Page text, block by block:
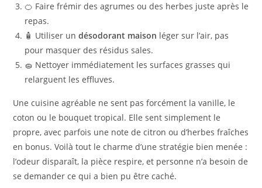
🍊 Faire frémir des agrumes ou des herbes juste après le
repas.
🧴 Utiliser undésodorant maison léger sur l’air, pas
pour masquer des résidus sales.
🧽 Nettoyer immédiatement les surfaces grasses qui
relarguent les effluves.
Une cuisine agréable ne sent pas forcément la vanille, le
coton ou le bouquet tropical. Elle sent simplement le
propre, avec parfois une note de citron ou d’herbes fraîches
en bonus. Voilà tout le charme d’une stratégie bien menée :
l’odeur disparaît, la pièce respire, et personne n’a besoin de
se demander ce qui a bien pu être caché.